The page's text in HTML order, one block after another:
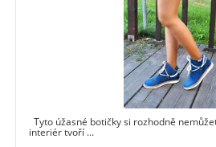
Tyto úžasné botičky si rozhodně
interiér tvoří ...